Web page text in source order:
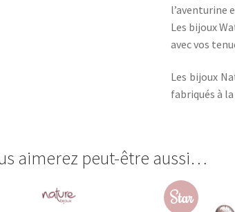
l’aventurine
Les bijoux
avec vos
Les bijoux
fabriqués à
aimerez peut-être aussi…
Star